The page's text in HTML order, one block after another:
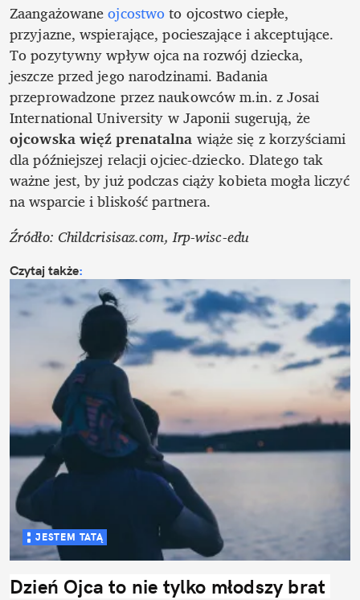
Zaangażowane ojcostwo to ojcostwo ciepłe,
przyjazne, wspierające, pocieszające i akceptujące.
To pozytywny wpływ ojca na rozwój dziecka,
jeszcze przed jego narodzinami. Badania
przeprowadzone przez naukowców m.in. z Josai
International University w Japonii sugerują, że
ojcowska więź prenatalna wiąże się z korzyściami
dla późniejszej relacji ojciec-dziecko. Dlatego tak
ważne jest, by już podczas ciąży kobieta mogła liczyć
na wsparcie i bliskość partnera.
Źródło: Childcrisisaz.com, Irp-wisc-edu
Czytaj także:
JESTEM TATĄ
Dzień Ojca to nie tylko młodszy brat